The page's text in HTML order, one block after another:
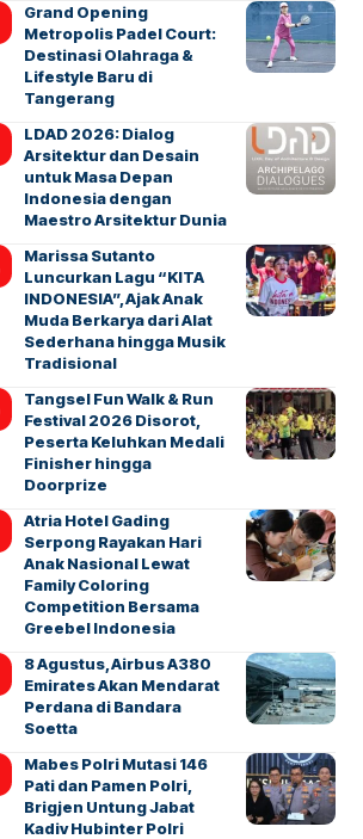
Grand Opening
Metropolis Padel Court:
Destinasi Olahraga &
Lifestyle Baru di
Tangerang
LDAD 2026: Dialog
Arsitektur dan Desain
untuk Masa Depan
Indonesia dengan
Maestro Arsitektur Dunia
Marissa Sutanto
Luncurkan Lagu “KITA
INDONESIA”, Ajak Anak
Muda Berkarya dari Alat
Sederhana hingga Musik
Tradisional
Tangsel Fun Walk & Run
Festival 2026 Disorot,
Peserta Keluhkan Medali
Finisher hingga
Doorprize
Atria Hotel Gading
Serpong Rayakan Hari
Anak Nasional Lewat
Family Coloring
Competition Bersama
Greebel Indonesia
8 Agustus, Airbus A380
Emirates Akan Mendarat
Perdana di Bandara
Soetta
Mabes Polri Mutasi 146
Pati dan Pamen Polri,
Brigjen Untung Jabat
Kadiv Hubinter Polri